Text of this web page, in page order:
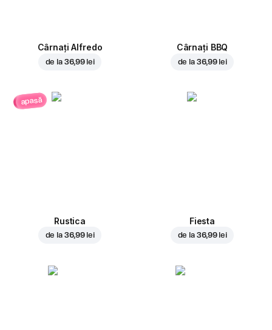
Cârnați Alfredo
de la 36,99 lei
Cârnați BBQ
de la 36,99 lei
apasă
Rustica
de la 36,99 lei
Fiesta
de la 36,99 lei